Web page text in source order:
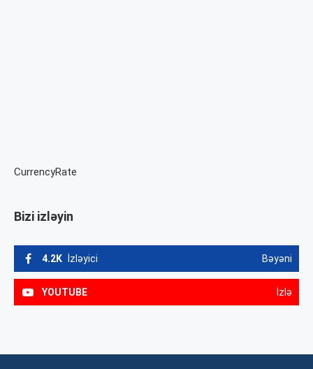
CurrencyRate
Bizi izləyin
4.2K İzləyici Bəyəni
YOUTUBE İzlə